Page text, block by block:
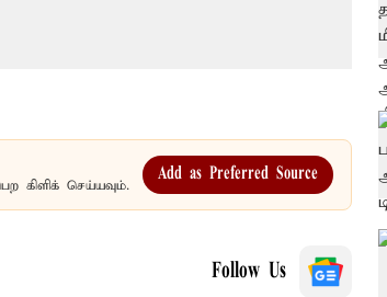
கிளிக் செய்யவும்.
Add as Preferred Source
Follow Us